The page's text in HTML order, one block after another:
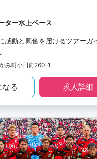
ター水上ベース
感動と興奮を届けるツアーガ
み町小日向260-1
なる 求人詳細